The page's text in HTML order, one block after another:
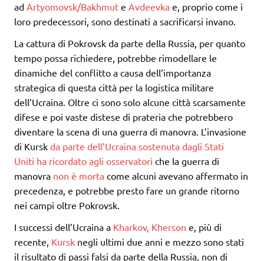
ad Artyomovsk/Bakhmut e Avdeevka e, proprio come i
loro predecessori, sono destinati a sacrificarsi invano.
La cattura di Pokrovsk da parte della Russia, per quanto
tempo possa richiedere, potrebbe rimodellare le
dinamiche del conflitto a causa dell’importanza
strategica di questa città per la logistica militare
dell’Ucraina. Oltre ci sono solo alcune città scarsamente
difese e poi vaste distese di prateria che potrebbero
diventare la scena di una guerra di manovra. L’invasione
di Kursk da parte dell’Ucraina sostenuta dagli Stati
Uniti ha ricordato agli osservatori che la guerra di
manovra non è morta come alcuni avevano affermato in
precedenza, e potrebbe presto fare un grande ritorno
nei campi oltre Pokrovsk.
I successi dell’Ucraina a Kharkov, Kherson e, più di
recente, Kursk negli ultimi due anni e mezzo sono stati
il risultato di passi falsi da parte della Russia, non di